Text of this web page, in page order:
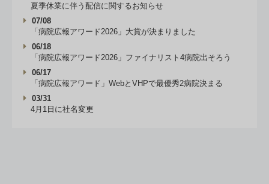
夏季休業に伴う配信に関するお知らせ
07/08
「病院広報アワード2026」大賞が決まりました
06/18
「病院広報アワード2026」ファイナリスト4病院出そろう
06/17
「病院広報アワード」WebとVHPで最優秀2病院決まる
03/31
4月1日に社名変更